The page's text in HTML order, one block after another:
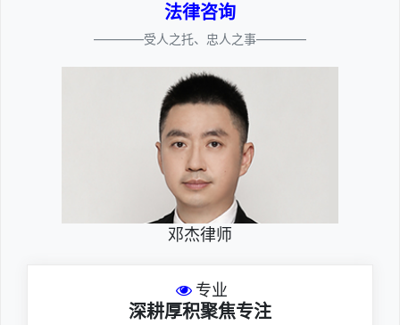
法律咨询
————受人之托、忠人之事————
邓杰律师
专业
深耕厚积聚焦专注